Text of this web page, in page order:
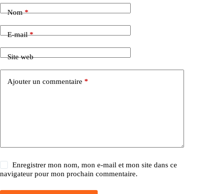
Nom*
E-mail*
Site web
Ajouter un commentaire *
Enregistrer mon nom, mon e-mail et mon site dans ce
navigateur pour mon prochain commentaire.